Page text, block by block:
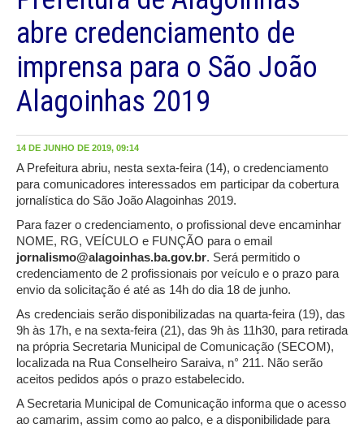
abre credenciamento de
imprensa para o São João
Alagoinhas 2019
14 DE JUNHO DE 2019, 09:14
A Prefeitura abriu, nesta sexta-feira (14), o credenciamento
para comunicadores interessados em participar da cobertura
jornalística do São João Alagoinhas 2019.
Para fazer o credenciamento, o profissional deve encaminhar
NOME, RG, VEÍCULO e FUNÇÃO para o email
jornalismo@alagoinhas.ba.gov.br. Será permitido o
credenciamento de 2 profissionais por veículo e o prazo para
envio da solicitação é até as 14h do dia 18 de junho.
As credenciais serão disponibilizadas na quarta-feira (19), das
9h às 17h, e na sexta-feira (21), das 9h às 11h30, para retirada
na própria Secretaria Municipal de Comunicação (SECOM),
localizada na Rua Conselheiro Saraiva, n° 211. Não serão
aceitos pedidos após o prazo estabelecido.
A Secretaria Municipal de Comunicação informa que o acesso
ao camarim, assim como ao palco, e a disponibilidade para